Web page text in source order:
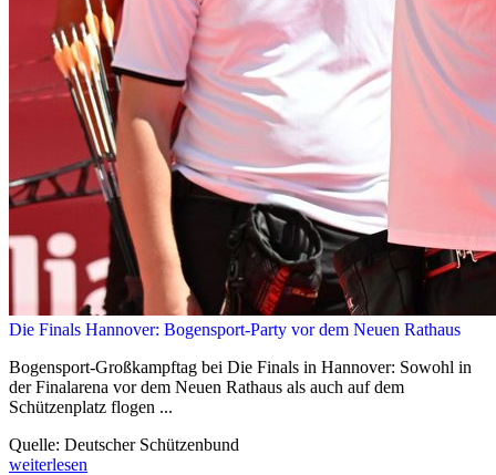
Die Finals Hannover: Bogensport-Party vor dem Neuen Rathaus
Bogensport-Großkampftag bei Die Finals in Hannover: Sowohl in
der Finalarena vor dem Neuen Rathaus als auch auf dem
Schützenplatz flogen ...
Quelle: Deutscher Schützenbund
weiterlesen